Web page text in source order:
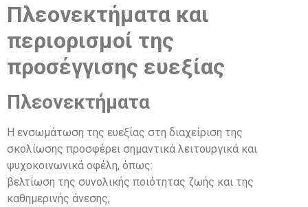
Πλεονεκτήματα και
περιορισμοί της
προσέγγισης ευεξίας
Πλεονεκτήματα
Η ενσωμάτωση της ευεξίας στη διαχείριση της
σκολίωσης προσφέρει σημαντικά λειτουργικά και
ψυχοκοινωνικά οφέλη, όπως:
βελτίωση της συνολικής ποιότητας ζωής και της
καθημερινής άνεσης,